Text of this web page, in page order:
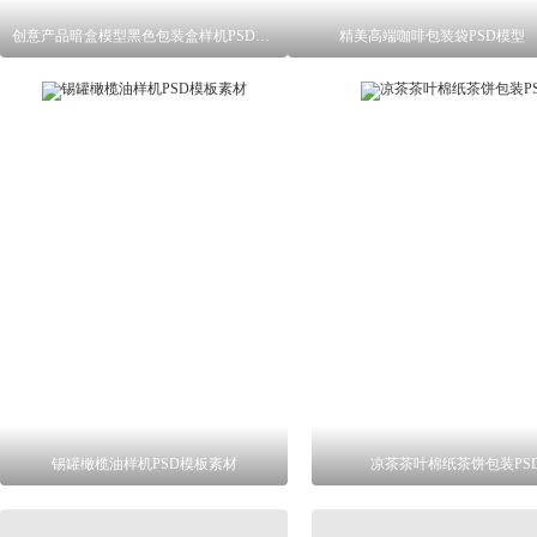
创意产品暗盒模型黑色包装盒样机PSD样机 精美高端咖啡包装袋PSD模型
锡罐橄榄油样机PSD模板素材 凉茶茶叶棉纸茶饼包装